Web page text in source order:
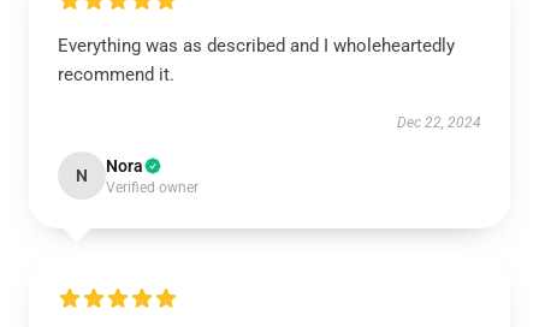
Everything was as described and I wholeheartedly
recommend it.
Dec 22, 2024
N Nora
Verified owner